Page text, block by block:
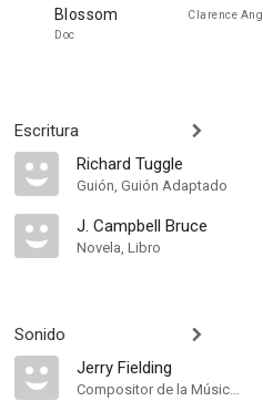
Blossom
Doc
Clarence
Escritura
Richard Tuggle
Guión, Guión Adaptado
J. Campbell Bruce
Novela, Libro
Sonido
Jerry Fielding
Compositor de la Música Original